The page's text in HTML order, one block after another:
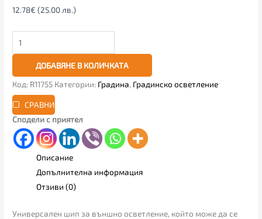
12.78€ (25.00 лв.)
ДОБАВЯНЕ В КОЛИЧКАТА
Код: R11755 Категории: Градина, Градинско осветление
СРАВНИ
Сподели с приятел
Описание
Допълнителна информация
Отзиви (0)
Универсален шип за външно осветление, който може да се